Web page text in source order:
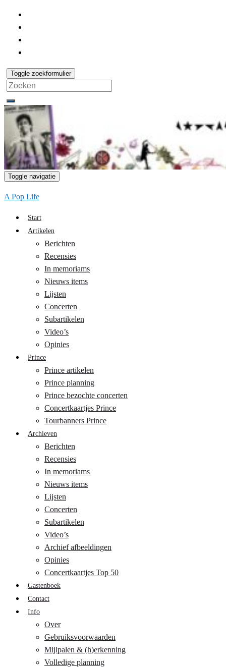
Toggle zoekformulier
Search
for:
Toggle navigatie
A Pop Life
Start
Artikelen
Berichten
Recensies
In memoriams
Nieuws items
Lijsten
Concerten
Subartikelen
Video’s
Opinies
Prince
Prince artikelen
Prince planning
Prince bezochte concerten
Concertkaartjes Prince
Tourbanners Prince
Archieven
Berichten
Recensies
In memoriams
Nieuws items
Lijsten
Concerten
Subartikelen
Video’s
Archief afbeeldingen
Opinies
Concertkaartjes Top 50
Gastenboek
Contact
Info
Over
Gebruiksvoorwaarden
Mijlpalen & (h)erkenning
Volledige planning